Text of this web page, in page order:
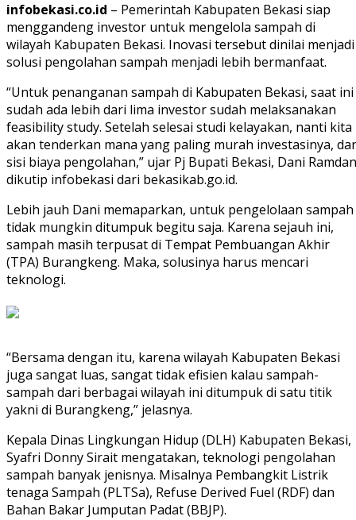
infobekasi.co.id – Pemerintah Kabupaten Bekasi siap
menggandeng investor untuk mengelola sampah di
wilayah Kabupaten Bekasi. Inovasi tersebut dinilai menjadi
solusi pengolahan sampah menjadi lebih bermanfaat.
“Untuk penanganan sampah di Kabupaten Bekasi, saat ini
sudah ada lebih dari lima investor sudah melaksanakan
feasibility study. Setelah selesai studi kelayakan, nanti kita
akan tenderkan mana yang paling murah investasinya,
sisi biaya pengolahan,” ujar Pj Bupati Bekasi, Dani
dikutip infobekasi dari bekasikab.go.id.
Lebih jauh Dani memaparkan, untuk pengelolaan sampah
tidak mungkin ditumpuk begitu saja. Karena sejauh ini,
sampah masih terpusat di Tempat Pembuangan Akhir
(TPA) Burangkeng. Maka, solusinya harus mencari
teknologi.
“Bersama dengan itu, karena wilayah Kabupaten Bekasi
juga sangat luas, sangat tidak efisien kalau sampah-
sampah dari berbagai wilayah ini ditumpuk di satu titik
yakni di Burangkeng,” jelasnya.
Kepala Dinas Lingkungan Hidup (DLH) Kabupaten Bekasi,
Syafri Donny Sirait mengatakan, teknologi pengolahan
sampah banyak jenisnya. Misalnya Pembangkit Listrik
tenaga Sampah (PLTSa), Refuse Derived Fuel (RDF) dan
Bahan Bakar Jumputan Padat (BBJP).